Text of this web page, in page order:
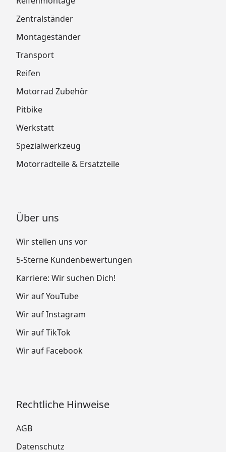
Zentralständer
Montageständer
Transport
Reifen
Motorrad Zubehör
Pitbike
Werkstatt
Spezialwerkzeug
Motorradteile & Ersatzteile
Über uns
Wir stellen uns vor
5-Sterne Kundenbewertungen
Karriere: Wir suchen Dich!
Wir auf YouTube
Wir auf Instagram
Wir auf TikTok
Wir auf Facebook
Rechtliche Hinweise
AGB
Datenschutz